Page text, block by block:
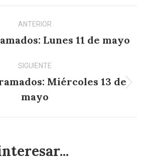
ANTERIOR
Publicación
Lunes 11 de mayo
SIGUIENTE
Publicación
siguiente:
Miércoles 13 de
mayo